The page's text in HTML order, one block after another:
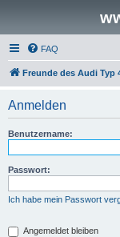
FAQ
Freunde des Audi Typ
Anmelden
Benutzername:
Passwort:
Ich habe mein Passwort
Angemeldet bleiben